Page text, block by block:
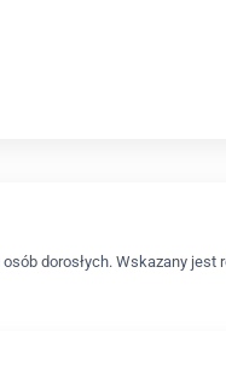
dorosłych. Wskazany